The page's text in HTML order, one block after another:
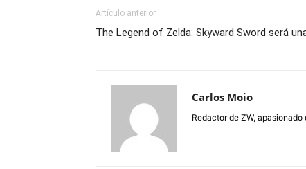
Artículo anterior
The Legend of Zelda: Skyward Sword será
Carlos Moio
Redactor de ZW,